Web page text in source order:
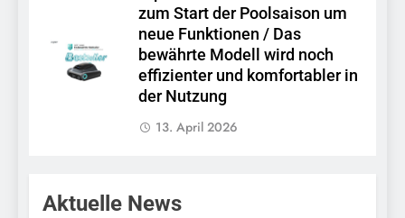
zum Start der Poolsaison um
neue Funktionen / Das
bewährte Modell wird noch
effizienter und komfortabler in
der Nutzung
13. April 2026
Aktuelle News